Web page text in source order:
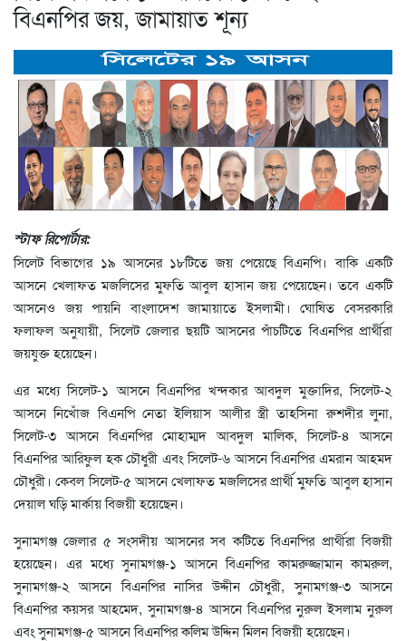
বিএনপির জয়, জামায়াত শূন্য
স্টাফ রিপোর্টার:
সিলেট বিভাগের ১৯ আসনের ১৮টিতে জয় পেয়েছে বিএনপি। বাকি একটি
আসনে খেলাফত মজলিসের মুফতি আবুল হাসান জয় পেয়েছেন। তবে একটি
আসনেও জয় পায়নি বাংলাদেশ জামায়াতে ইসলামী। ঘোষিত বেসরকারি
ফলাফল অনুযায়ী, সিলেট জেলার ছয়টি আসনের পাঁচটিতে বিএনপির প্রার্থীরা
জয়যুক্ত হয়েছেন।
এর মধ্যে সিলেট-১ আসনে বিএনপির খন্দকার আবদুল মুক্তাদির, সিলেট-২
আসনে নিখোঁজ বিএনপি নেতা ইলিয়াস আলীর স্ত্রী তাহসিনা রুশদীর লুনা,
সিলেট-৩ আসনে বিএনপির মোহাম্মদ আবদুল মালিক, সিলেট-৪ আসনে
বিএনপির আরিফুল হক চৌধুরী এবং সিলেট-৬ আসনে বিএনপির এমরান আহমদ
চৌধুরী। কেবল সিলেট-৫ আসনে খেলাফত মজলিসের প্রার্থী মুফতি আবুল হাসান
দেয়াল ঘড়ি মার্কায় বিজয়ী হয়েছেন।
সুনামগঞ্জ জেলার ৫ সংসদীয় আসনের সব কটিতে বিএনপির প্রার্থীরা বিজয়ী
হয়েছেন। এর মধ্যে সুনামগঞ্জ-১ আসনে বিএনপির কামরুজ্জামান কামরুল,
সুনামগঞ্জ-২ আসনে বিএনপির নাসির উদ্দীন চৌধুরী, সুনামগঞ্জ-৩ আসনে
বিএনপির কয়সর আহমেদ, সুনামগঞ্জ-৪ আসনে বিএনপির নুরুল ইসলাম নুরুল
এবং সুনামগঞ্জ-৫ আসনে বিএনপির কলিম উদ্দিন মিলন বিজয়ী হয়েছেন।